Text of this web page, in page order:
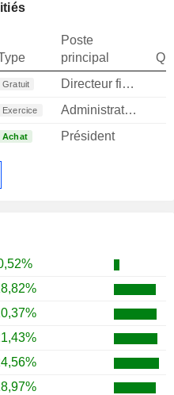
Poste
principal
Gratuit
Directeur financier
Exercice Administrateur
Achat Président